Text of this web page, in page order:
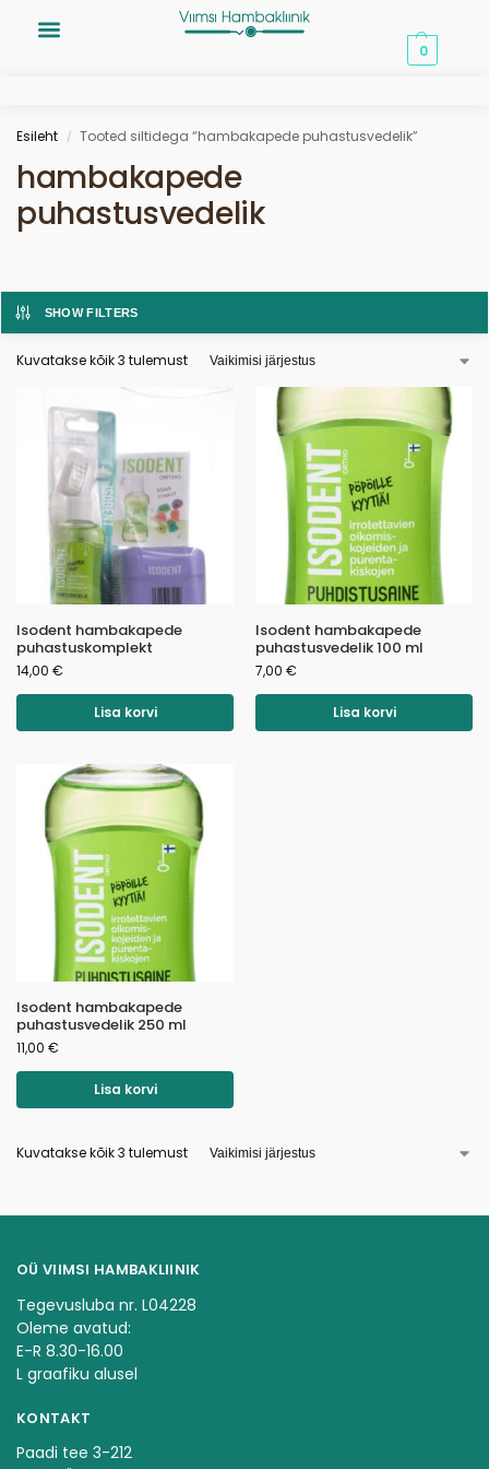
0
Esileht / Tooted siltidega “hambakapede puhastusvedelik”
hambakapede
puhastusvedelik
SHOW FILTERS
Kuvatakse kõik 3 tulemust
Isodent hambakapede
puhastuskomplekt
14,00 €
Lisa korvi
Isodent hambakapede
puhastusvedelik 100 ml
7,00 €
Lisa korvi
Isodent hambakapede
puhastusvedelik 250 ml
11,00 €
Lisa korvi
Kuvatakse kõik 3 tulemust
OÜ VIIMSI HAMBAKLIINIK
Tegevusluba nr. L04228
Oleme avatud:
E-R 8.30-16.00
L graafiku alusel
KONTAKT
Paadi tee 3-212